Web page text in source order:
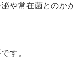
や常在菌とのか
す。